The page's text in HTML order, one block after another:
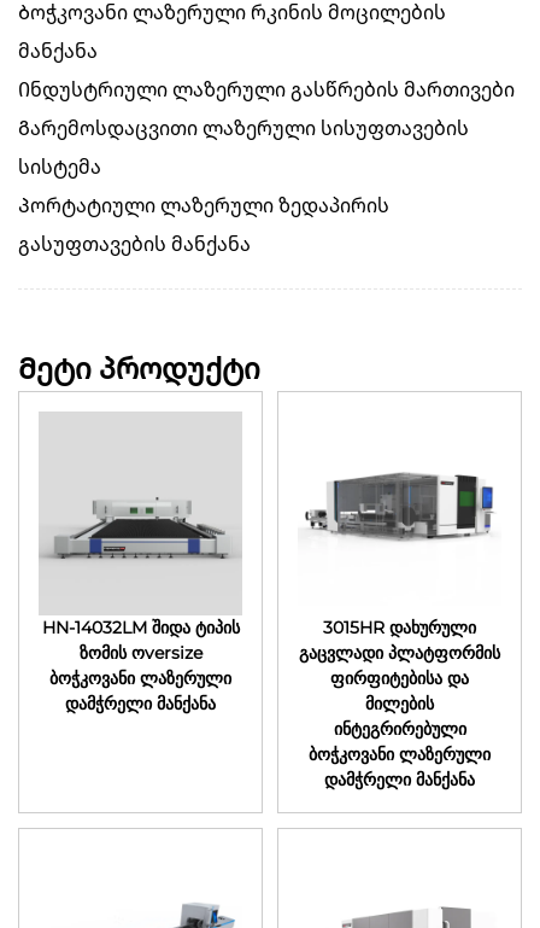
Ბოჭკოვანი ლაზერული რკინის მოცილების
მანქანა
Ინდუსტრიული ლაზერული გასწრების მართივები
Გარემოსდაცვითი ლაზერული სისუფთავების
სისტემა
Პორტატიული ლაზერული ზედაპირის
გასუფთავების მანქანა
Მეტი პროდუქტი
HN-14032LM შიდა ტიპის
ზომის ოversize
ბოჭკოვანი ლაზერული
დამჭრელი მანქანა
3015HR დახურული
გაცვლადი პლატფორმის
ფირფიტებისა და
მილების
ინტეგრირებული
ბოჭკოვანი ლაზერული
დამჭრელი მანქანა